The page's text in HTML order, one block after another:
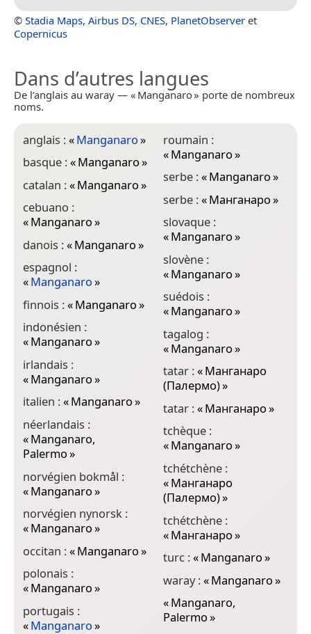
© Stadia Maps, Airbus DS, CNES, PlanetObserver et
Copernicus
Dans d’autres langues
De l’anglais au waray — « Manganaro » porte de nombreux
noms.
anglais :«Manganaro»
basque :«Manganaro»
catalan :«Manganaro»
cebuano :
«Manganaro»
danois :«Manganaro»
espagnol :
«Manganaro»
finnois :«Manganaro»
indonésien :
«Manganaro»
irlandais :
«Manganaro»
italien :«Manganaro»
néerlandais :
«Manganaro,
Palermo»
norvégien bokmål :
«Manganaro»
norvégien nynorsk :
«Manganaro»
occitan :«Manganaro»
polonais :
«Manganaro»
portugais :
«Manganaro»
roumain :
«Manganaro»
serbe :«Manganaro»
serbe :«Манганаро»
slovaque :
«Manganaro»
slovène :
«Manganaro»
suédois :
«Manganaro»
tagalog :
«Manganaro»
tatar :«Манганаро
(Палермо)»
tatar :«Манганаро»
tchèque :
«Manganaro»
tchétchène :
«Манганаро
(Палермо)»
tchétchène :
«Манганаро»
turc :«Manganaro»
waray :«Manganaro»
«Manganaro,
Palermo»